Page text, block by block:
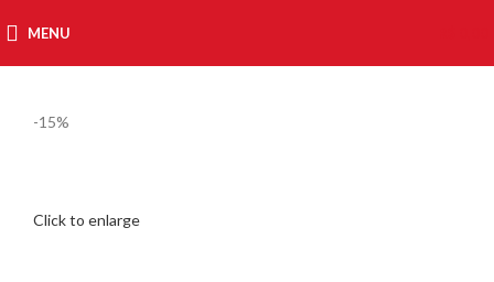
MENU
-15%
Click to enlarge